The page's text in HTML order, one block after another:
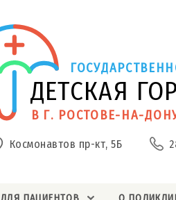
ДЕТСКАЯ
В Г. РОСТОВЕ-НА-
Космонавтов пр-кт, 5Б